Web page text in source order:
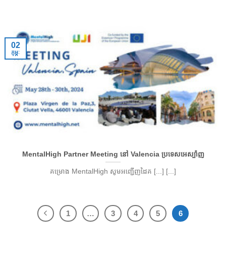
MentalHigh Partner Meeting នៅ Valencia ប្រទេសអេស្ប៉ាញ
គម្រោង MentalHigh សូមអញ្ជើញដៃគ [...] [...]
02
កុម្ភៈ
1 … 3 4 5 6